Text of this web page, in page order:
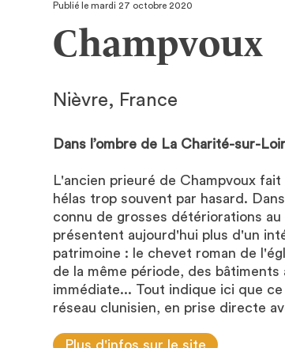
Publié le mardi 27 octobre 2020
Champvoux
Nièvre, France
Dans l’ombre de La Charité-sur-
L'ancien prieuré de Champvoux
hélas trop souvent par hasard.
connu de grosses détériorations
présentent aujourd'hui plus d'un
patrimoine : le chevet roman de
de la même période, des
immédiate... Tout indique ici que
réseau clunisien, en prise directe
Plus d'infos sur le site